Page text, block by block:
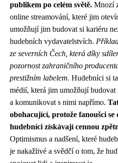
publikem po celém světě. Mnozí
online streamování, které jim
umožňují jim budovat si kariéru
hudebních vydavatelstvích.
ze severních Čech, která díky
pozornost zahraničního
prestižním labelem. Hudebníci si
médií, která jim umožňují
a komunikovat s nimi napřímo.
obohacující, protože fanoušci
hudebníci získávají cennou
Optimismus a nadšení, které
je nakažlivé a svědčí o tom, že